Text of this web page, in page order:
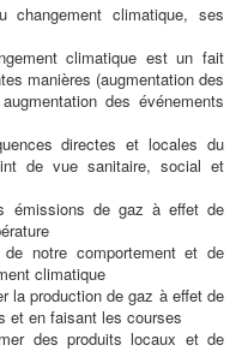
changement climatique, ses
climatique est un fait
manières (augmentation des
des événements
directes et locales du
de vue sanitaire, social et
émissions de gaz à effet de
de notre comportement et de
climatique
la production de gaz à effet de
et en faisant les courses
des produits locaux et de